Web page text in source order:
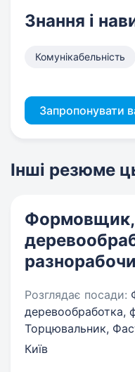
Знання і
Комунікабельність
Запропонувати
Інші резюме
Формовщик,
Розглядає посади:
деревообработка,
Торцювальник,
Київ